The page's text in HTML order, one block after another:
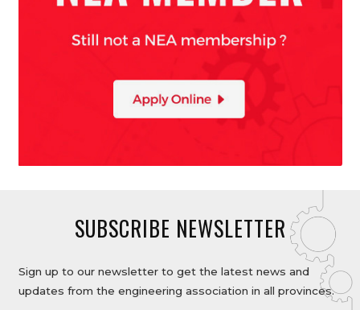
SUBSCRIBE NEWSLETTER
Sign up to our newsletter to get the latest news and
updates from the engineering association in all provinces.